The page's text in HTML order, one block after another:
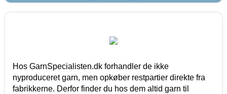
Hos GarnSpecialisten.dk forhandler de ikke
nyproduceret garn, men opkøber restpartier direkte fra
fabrikkerne. Derfor finder du hos dem altid garn til